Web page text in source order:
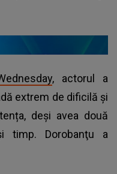
, actorul a
extrem de dificilă și
deși avea două
timp. Dorobanţu a